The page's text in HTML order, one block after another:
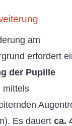
am
erfordert
der Pupille
mittels
Es dauert ca.